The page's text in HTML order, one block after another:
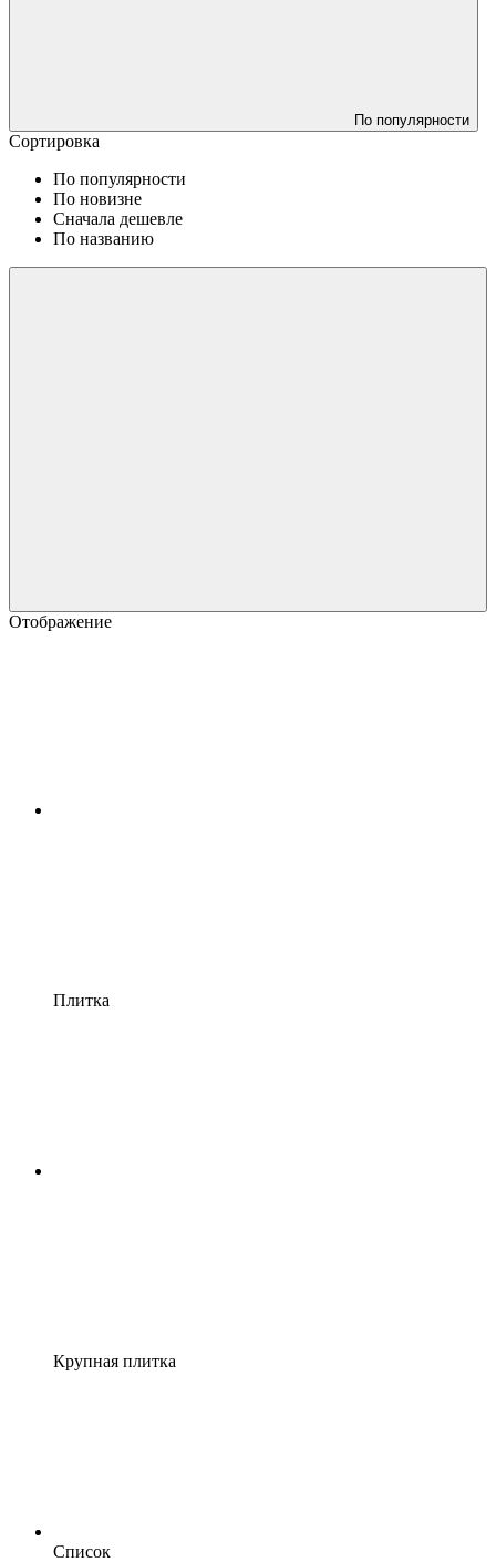
По популярности
Сортировка
По популярности
По новизне
Сначала дешевле
По названию
Отображение
Плитка
Крупная плитка
Список